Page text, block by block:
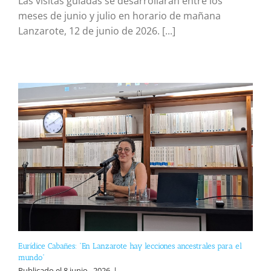
meses de junio y julio en horario de mañana
Lanzarote, 12 de junio de 2026. [...]
Eurídice Cabañes: “En Lanzarote hay lecciones ancestrales para el
mundo”